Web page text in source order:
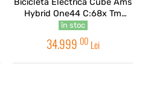
Bicicleta Electrica Cube Ams
Hybrid One44 C:68x Tm
400x Reedgreen Matrix 2026
în stoc
34.999 00 Lei